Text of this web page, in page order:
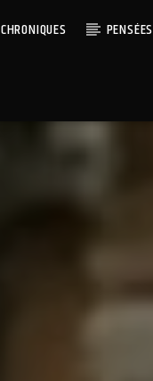
CHRONIQUES PENSÉES